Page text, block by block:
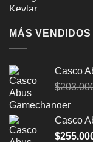
MÁS VENDIDOS
Casco
$
Casco
$